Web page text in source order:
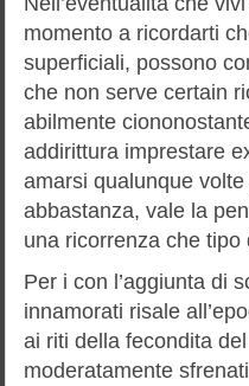
momento a ricordarti
superficiali, possono
che non serve certain
abilmente
addirittura imprestare
amarsi qualunque
abbastanza, vale la
una ricorrenza che tipo
Per i con l’aggiunta di
innamorati risale
ai riti della fecondita
moderatamente